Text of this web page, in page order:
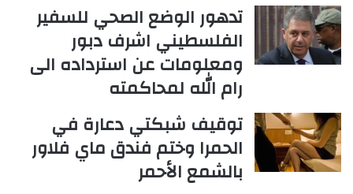
تدهور الوضع الصحي للسفير
الفلسطيني اشرف دبور
ومعلومات عن استرداده الى
رام الله لمحاكمته
توقيف شبكتي دعارة في
الحمرا وختم فندق ماي فلاور
بالشمع الأحمر